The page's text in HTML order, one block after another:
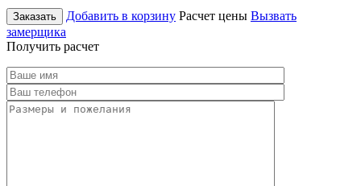
Заказать Добавить в корзину Расчет цены Вызвать
замерщика
Получить расчет